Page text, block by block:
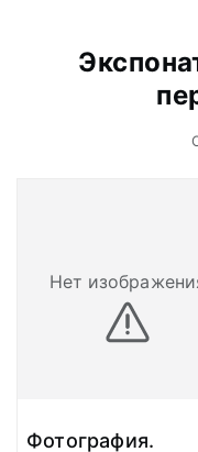
Нет
Фотография.